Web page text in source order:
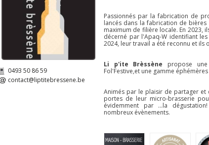
0493 50 86 59
contact@liptitebressene.be
Passionnés par la fabrication de
lancés dans la fabrication de
maximum de filière locale. En 2023,
décerné par l'Apaq-W identifiant
2024, leur travail a été reconnu et
Li p'ite Brèssène propose
Fol'Festive,et une gamme
Animés par le plaisir de partager et
portes de leur micro-brasserie
évidemment par ...la
nombreux évènements.